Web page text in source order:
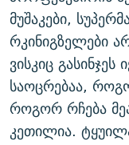
მუშაკები,
რკინიგზელები
ვისკიც
საოცრებაა,
როგორ რჩება
კეთილია.